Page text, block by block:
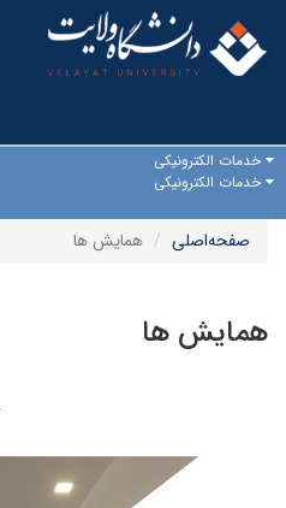
خدمات الکترونیکی
خدمات الکترونیکی
صفحه‌اصلی
همایش ها
همایش ها